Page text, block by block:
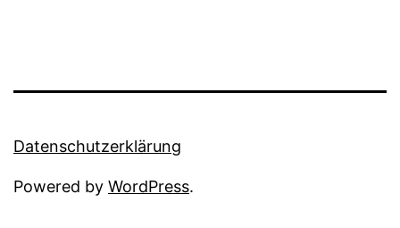
Datenschutzerklärung
Powered by WordPress.